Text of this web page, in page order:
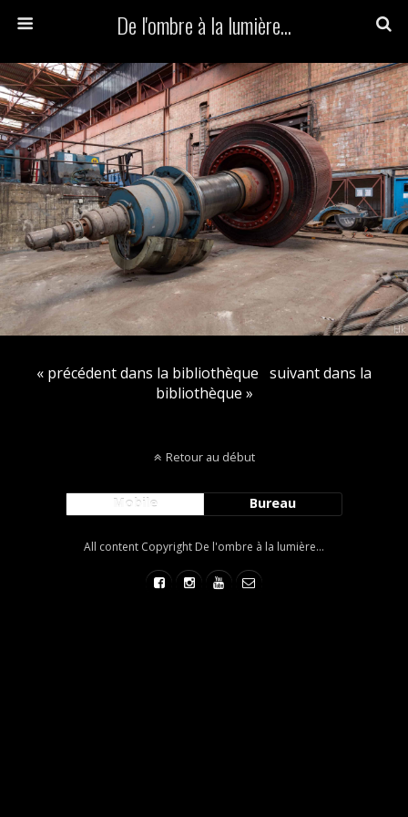
De l'ombre à la lumière...
« précédent dans la bibliothèque suivant dans la
bibliothèque »
Retour au début
Mobile Bureau
All content Copyright De l'ombre à la lumière...